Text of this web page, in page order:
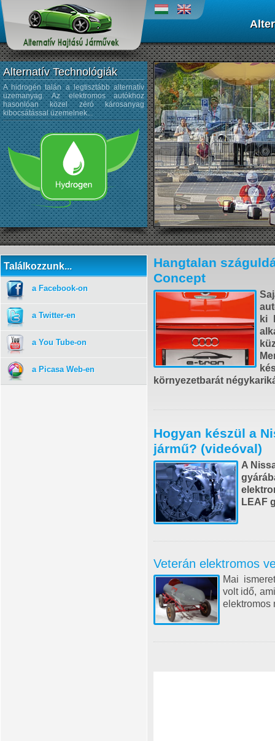
Alternatív Technológiák
A hidrogén talán a legtisztább alternatív
üzemanyag. Az elektromos autókhoz
hasonlóan közel zéró károsanyag
kibocsátással üzemelnek...
A napenergiát az
kezdték alkalmazni, és az
sem újdonság a napelemek
Találkozzunk...
a Facebook-on
a Twitter-en
a You Tube-on
a Picasa Web-en
Hangtalan
Concept
ki
környezetbarát
Hogyan készül a
jármű? (videóval)
A
LEAF
Veterán elektromos
Mai
volt idő,
elektromos